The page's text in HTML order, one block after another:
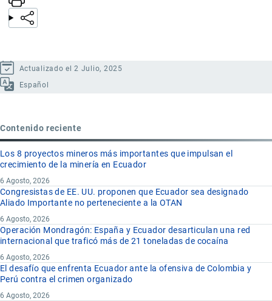
Actualizado el 2 Julio, 2025
Español
Contenido reciente
Los 8 proyectos mineros más importantes que impulsan el
crecimiento de la minería en Ecuador
6 Agosto, 2026
Congresistas de EE. UU. proponen que Ecuador sea designado
Aliado Importante no perteneciente a la OTAN
6 Agosto, 2026
Operación Mondragón: España y Ecuador desarticulan una red
internacional que traficó más de 21 toneladas de cocaína
6 Agosto, 2026
El desafío que enfrenta Ecuador ante la ofensiva de Colombia y
Perú contra el crimen organizado
6 Agosto, 2026